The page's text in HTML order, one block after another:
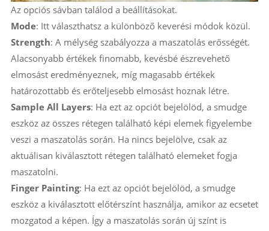
Az opciós sávban találod a beállításokat.
Mode: Itt választhatsz a különböző keverési módok közül.
Strength: A mélység szabályozza a maszatolás erősségét.
Alacsonyabb értékek finomabb, kevésbé észrevehető
elmosást eredményeznek, míg magasabb értékek
határozottabb és erőteljesebb elmosást hoznak létre.
Sample All Layers: Ha ezt az opciót bejelölöd, a smudge
eszköz az összes rétegen található képi elemek figyelembe
veszi a maszatolás során. Ha nincs bejelölve, csak az
aktuálisan kiválasztott rétegen található elemeket fogja
maszatolni.
Finger Painting: Ha ezt az opciót bejelölöd, a smudge
eszköz a kiválasztott előtérszínt használja, amikor az ecsetet
mozgatod a képen. Így a maszatolás során új színt is